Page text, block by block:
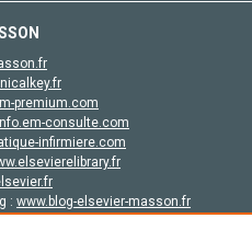
premium.com
consulte.com
infirmiere.com
: www.blog-elsevier-masson.fr